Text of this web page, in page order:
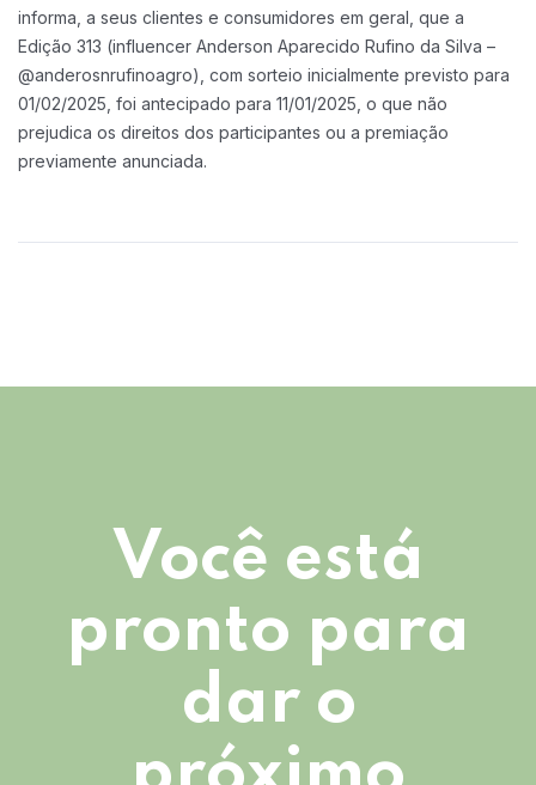
informa, a seus clientes e consumidores em geral, que a
Edição 313 (influencer Anderson Aparecido Rufino da Silva –
@anderosnrufinoagro), com sorteio inicialmente previsto para
01/02/2025, foi antecipado para 11/01/2025, o que não
prejudica os direitos dos participantes ou a premiação
previamente anunciada.
Você está
pronto para
dar o